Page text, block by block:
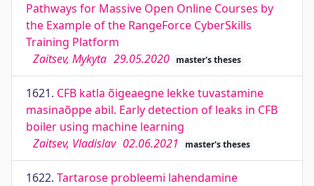
Pathways for Massive Open Online Courses by
the Example of the RangeForce CyberSkills
Training Platform
Zaitsev, Mykyta 29.05.2020 master's theses
1621. CFB katla õigeaegne lekke tuvastamine
masinaõppe abil. Early detection of leaks in CFB
boiler using machine learning
Zaitsev, Vladislav 02.06.2021 master's theses
1622. Tartarose probleemi lahendamine